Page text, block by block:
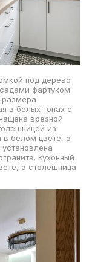
под дерево
фартуком
размера
в белых тонах с
врезной
из
в белом цвете, а
Кухонный
а столешница